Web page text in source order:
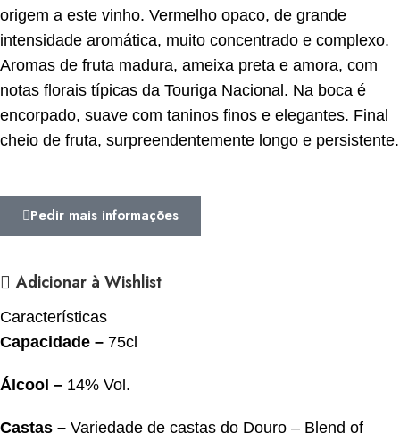
origem a este vinho. Vermelho opaco, de grande
intensidade aromática, muito concentrado e complexo.
Aromas de fruta madura, ameixa preta e amora, com
notas florais típicas da Touriga Nacional. Na boca é
encorpado, suave com taninos finos e elegantes. Final
cheio de fruta, surpreendentemente longo e persistente.
Pedir mais informações
Adicionar à Wishlist
Características
Capacidade – 75cl
Álcool – 14% Vol.
Castas – Variedade de castas do Douro – Blend of